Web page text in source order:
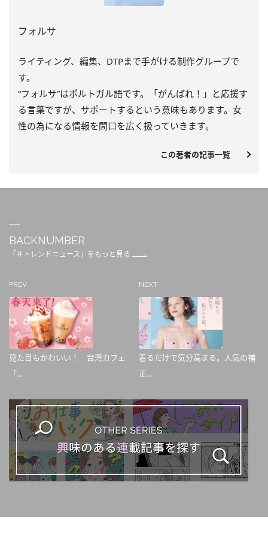
フォルサ
ライティング、編集、DTPまで手がける制作グループで
す。
“フォルサ”はポルトガル語です。「がんばれ！」と応援す
る言葉ですが、サポートするという意味もあります。女
性の為になる情報を間口を広く扱っていきます。
この著者の記事一覧
BACKNUMBER
「＃トレンドニュース」をもっと見る
PREV
見た目もかわいい！ 台湾カフェ
「...
NEXT
着るだけで気分高まる。人気の補
正...